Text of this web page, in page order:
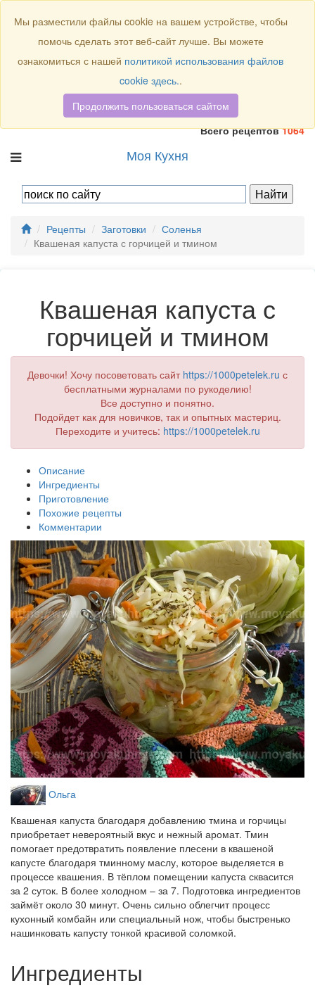
Всего рецептов1064
Моя Кухня
Рецепты Заготовки
Соленья
Квашеная капуста с горчицей и тмином
Квашеная капуста с
горчицей и тмином
Девочки! Хочу посоветовать сайт https://1000petelek.ru с
бесплатными журналами по рукоделию!
Все доступно и понятно.
Подойдет как для новичков, так и опытных мастериц.
Переходите и учитесь: https://1000petelek.ru
Описание
Ингредиенты
Приготовление
Похожие рецепты
Комментарии
Ольга
Квашеная капуста благодаря добавлению тмина и горчицы
приобретает невероятный вкус и нежный аромат. Тмин
помогает предотвратить появление плесени в квашеной
капусте благодаря тминному маслу, которое выделяется в
процессе квашения. В тёплом помещении капуста сквасится
за 2 суток. В более холодном – за 7. Подготовка ингредиентов
займёт около 30 минут. Очень сильно облегчит процесс
кухонный комбайн или специальный нож, чтобы быстренько
нашинковать капусту тонкой красивой соломкой.
Ингредиенты
Мы разместили файлы cookie на вашем устройстве, чтобы
помочь сделать этот веб-сайт лучше. Вы можете
ознакомиться с нашей политикой использования файлов
cookie здесь..
Продолжить пользоваться сайтом